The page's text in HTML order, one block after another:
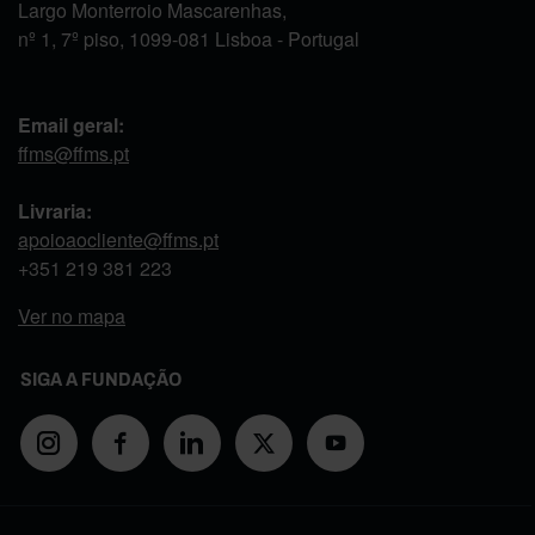
Largo Monterroio Mascarenhas,
nº 1, 7º piso, 1099-081 Lisboa - Portugal
Email geral:
ffms@ffms.pt
Livraria:
apoioaocliente@ffms.pt
+351 219 381 223
Ver no mapa
SIGA A FUNDAÇÃO